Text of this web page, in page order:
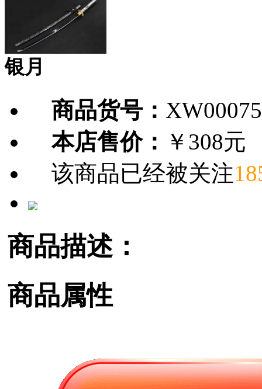
银月
商品货号：
本店售价： ￥308元
该商品已经被关注
商品描述：
商品属性